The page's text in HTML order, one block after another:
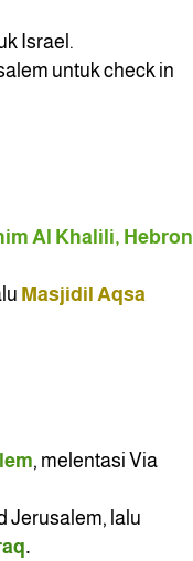
Israel.
untuk check in
Al Khalili, Hebron
Masjidil Aqsa
, melentasi Via
Jerusalem, lalu
.